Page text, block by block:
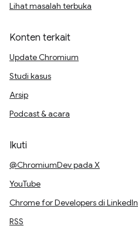
Lihat masalah terbuka
Konten terkait
Update Chromium
Studi kasus
Arsip
Podcast & acara
Ikuti
@ChromiumDev pada X
YouTube
Chrome for Developers di LinkedIn
RSS